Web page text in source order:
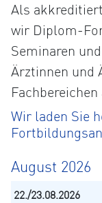
Als
wir Diplom-
Seminaren
Ärztinnen und
Fachbereichen
Wir laden Sie
August 2026
22./23.08.2026